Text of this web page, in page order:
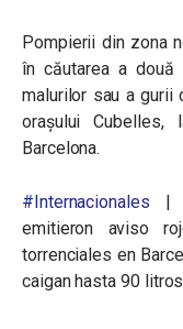
Pompierii din zona
în căutarea a două
malurilor sau a gurii
orașului
Barcelona.
#Internacionales |
emitieron aviso
torrenciales en
caigan hasta 90